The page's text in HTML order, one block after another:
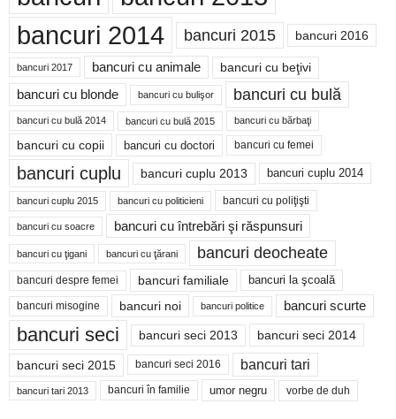
bancuri 2014 bancuri 2015 bancuri 2016
bancuri 2017 bancuri cu animale bancuri cu beţivi
bancuri cu blonde bancuri cu bulişor bancuri cu bulă
bancuri cu bulă 2014 bancuri cu bulă 2015 bancuri cu bărbaţi
bancuri cu copii bancuri cu doctori bancuri cu femei
bancuri cuplu bancuri cuplu 2013 bancuri cuplu 2014
bancuri cuplu 2015 bancuri cu politicieni bancuri cu poliţişti
bancuri cu soacre bancuri cu întrebări şi răspunsuri
bancuri cu ţigani bancuri cu ţărani bancuri deocheate
bancuri despre femei bancuri familiale bancuri la şcoală
bancuri misogine bancuri noi bancuri politice bancuri scurte
bancuri seci bancuri seci 2013 bancuri seci 2014
bancuri seci 2015 bancuri seci 2016 bancuri tari
bancuri tari 2013 bancuri în familie umor negru vorbe de duh